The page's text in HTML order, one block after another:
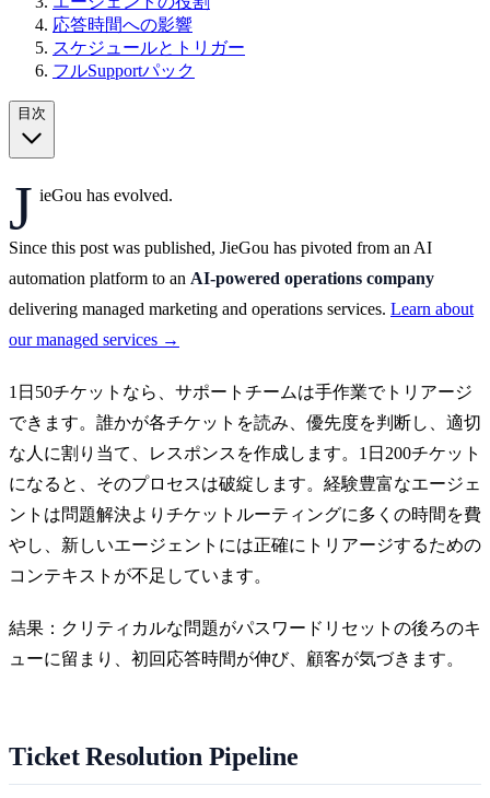
応答時間への影響
スケジュールとトリガー
フルSupportパック
目次
J ieGou has evolved.
Since this post was published, JieGou has pivoted from an AI
automation platform to an AI-powered operations company
delivering managed marketing and operations services. Learn about
our managed services →
1日50チケットなら、サポートチームは手作業でトリアージ
できます。誰かが各チケットを読み、優先度を判断し、適切
な人に割り当て、レスポンスを作成します。1日200チケット
になると、そのプロセスは破綻します。経験豊富なエージェ
ントは問題解決よりチケットルーティングに多くの時間を費
やし、新しいエージェントには正確にトリアージするための
コンテキストが不足しています。
結果：クリティカルな問題がパスワードリセットの後ろのキ
ューに留まり、初回応答時間が伸び、顧客が気づきます。
Ticket Resolution Pipeline